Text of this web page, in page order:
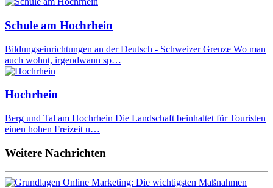
Schule am Hochrhein
Bildungseinrichtungen an der Deutsch - Schweizer Grenze Wo man
auch wohnt, irgendwann sp…
Hochrhein
Berg und Tal am Hochrhein Die Landschaft beinhaltet für Touristen
einen hohen Freizeit u…
Weitere Nachrichten